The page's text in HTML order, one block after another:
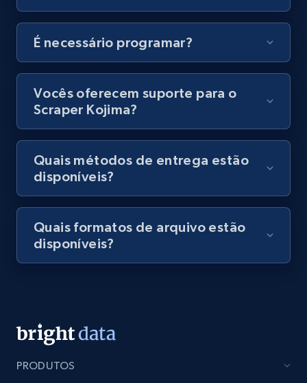
URL, Title, Youtuber, Youtuber md5, Video url,
Video length, Likes, Views, and more.
8.1K+ 716+ Comece grátis
Amazon Reviews
URL, Product name, Product rating, Product
rating object, Product rating max, Rating,
Author name, Asin, and more.
7.4K+ 872+ Comece grátis
count, Share count, Collect count, Comment
count, and more.
É necessário programar?
Vocês oferecem suporte para o
Scraper Kojima?
Quais métodos de entrega estão
disponíveis?
Quais formatos de arquivo estão
disponíveis?
PRODUTOS